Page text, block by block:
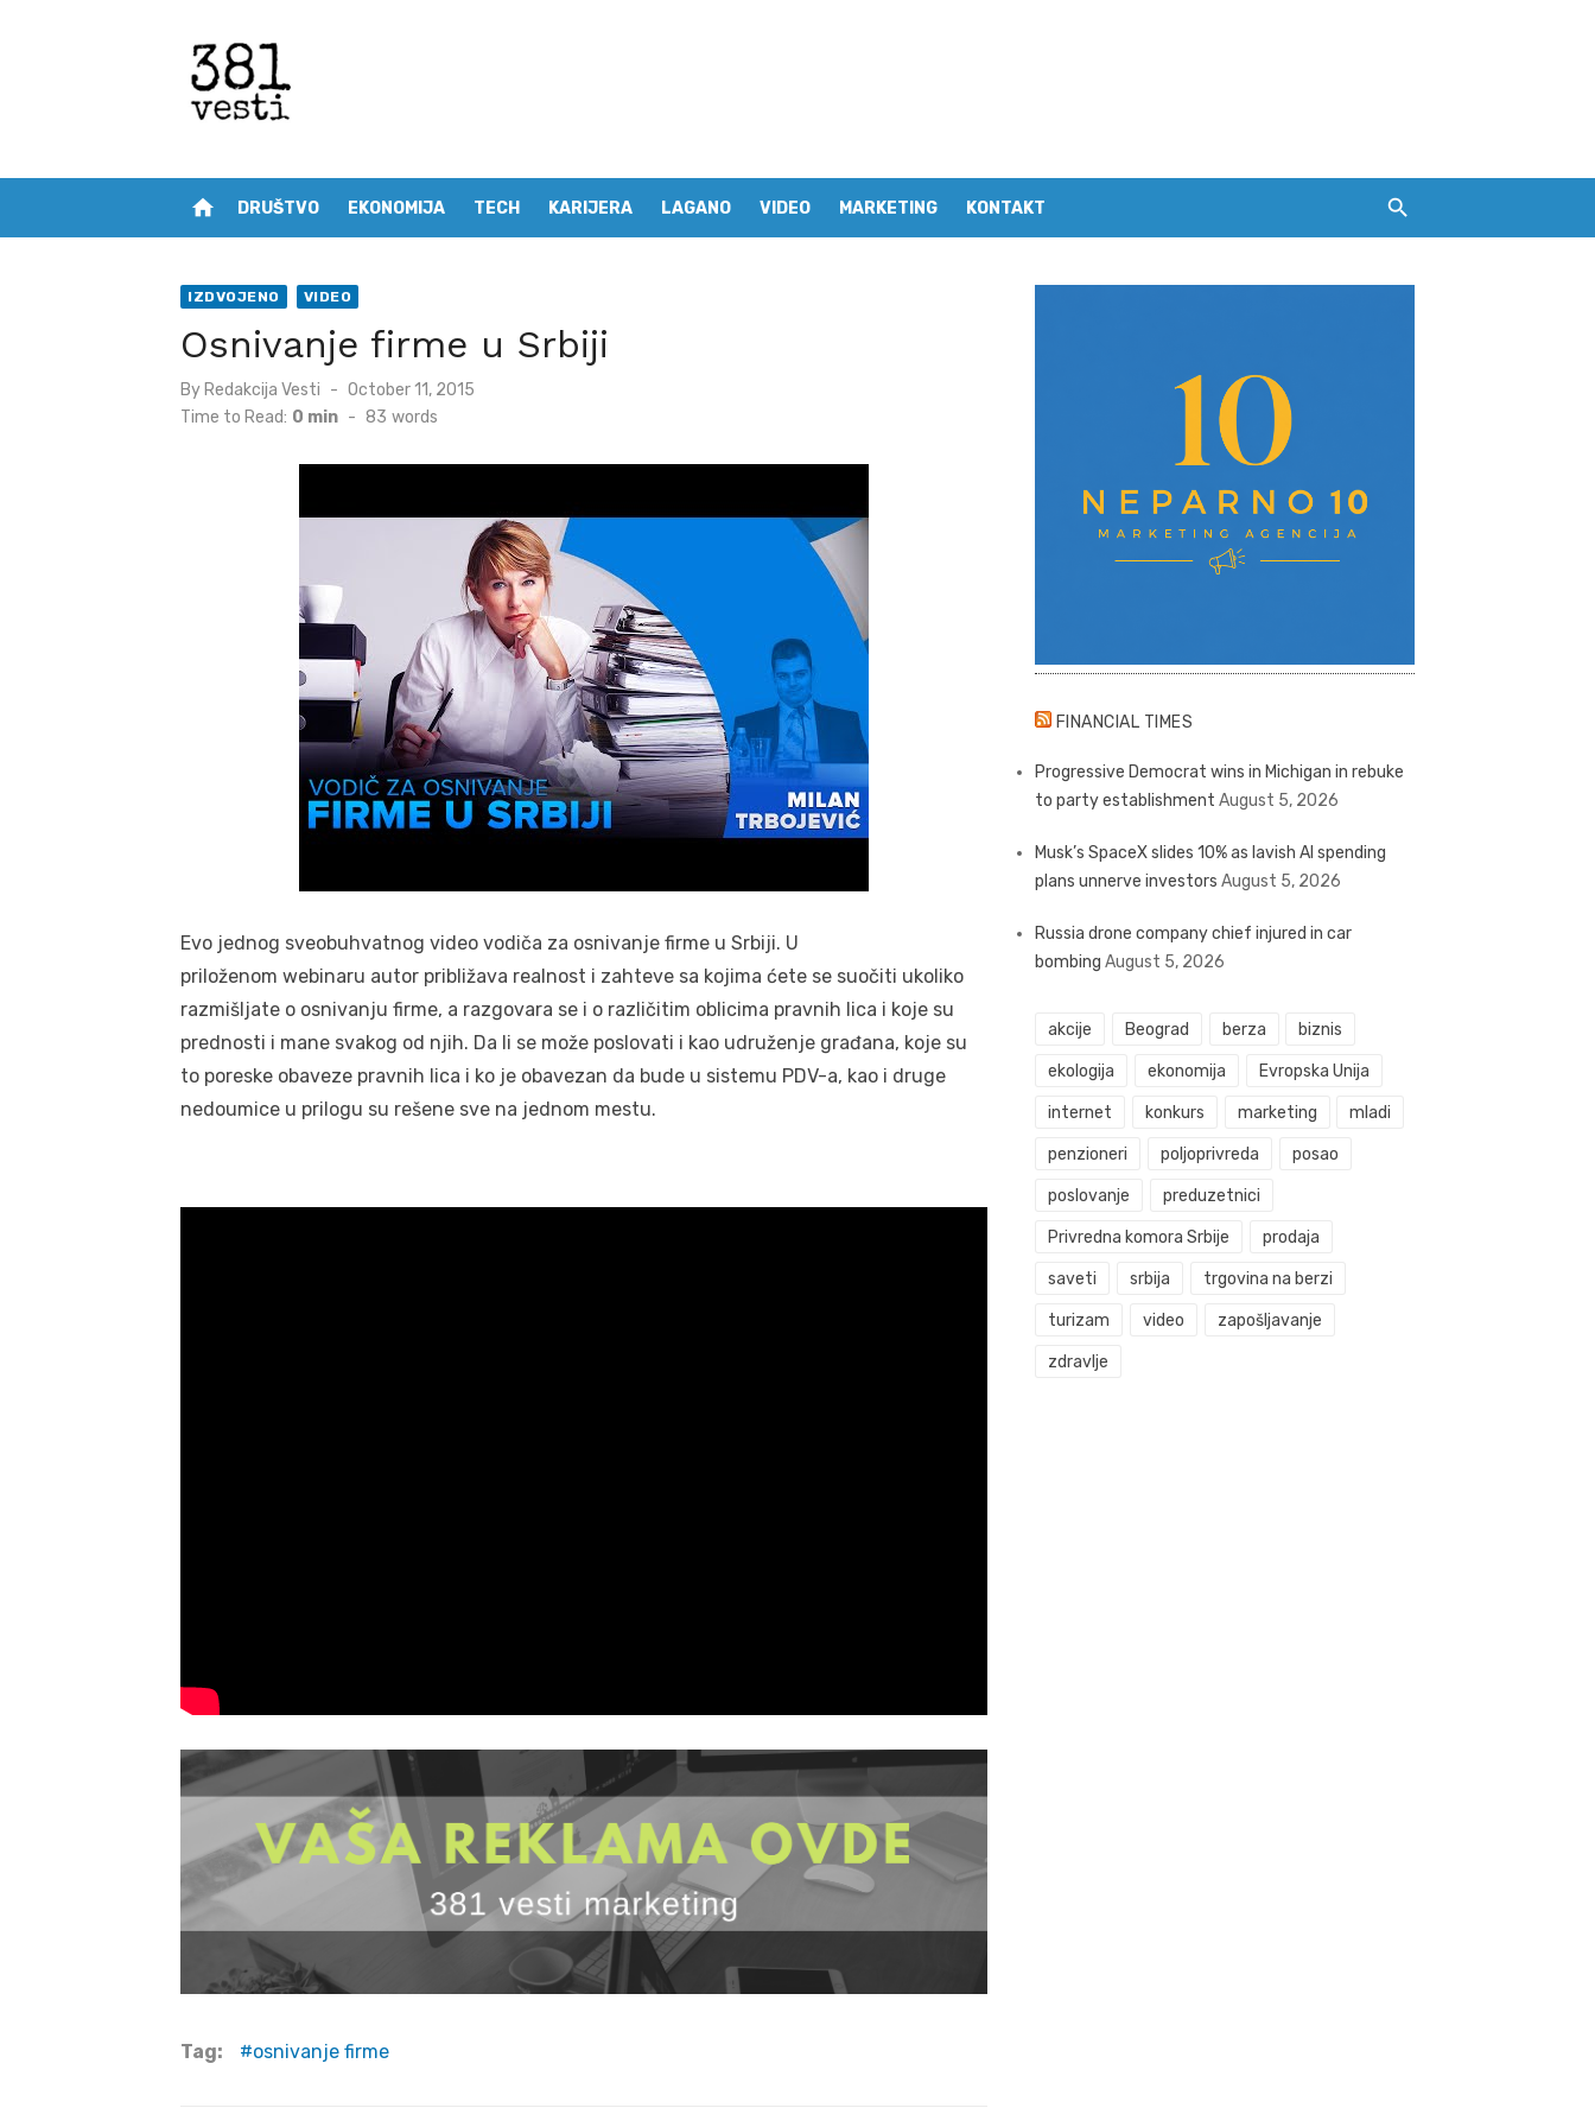
home DRUŠTVO EKONOMIJA TECH KARIJERA LAGANO VIDEO MARKETING KONTAKT
IZDVOJENO VIDEO
Osnivanje firme u Srbiji
By Redakcija Vesti
Posted
October 11, 2015
Time to Read: 0 min - 83 words
Evo jednog sveobuhvatnog video vodiča za osnivanje firme u Srbiji. U
priloženom webinaru autor približava realnost i zahteve sa kojima ćete se suočiti ukoliko
razmišljate o osnivanju firme, a razgovara se i o različitim oblicima pravnih lica i koje su
prednosti i mane svakog od njih. Da li se može poslovati i kao udruženje građana, koje su
to poreske obaveze pravnih lica i ko je obavezan da bude u sistemu PDV-a, kao i druge
nedoumice u prilogu su rešene sve na jednom mestu.
Tag: osnivanje firme
FINANCIAL TIMES
Progressive Democrat wins in Michigan in rebuke
to party establishment August 5, 2026
Musk’s SpaceX slides 10% as lavish AI spending
plans unnerve investors August 5, 2026
Russia drone company chief injured in car
bombing August 5, 2026
akcije Beograd berza biznis
ekologija ekonomija Evropska Unija
internet konkurs marketing mladi
penzioneri poljoprivreda posao
poslovanje preduzetnici
Privredna komora Srbije prodaja
saveti srbija trgovina na berzi
turizam video zapošljavanje
zdravlje